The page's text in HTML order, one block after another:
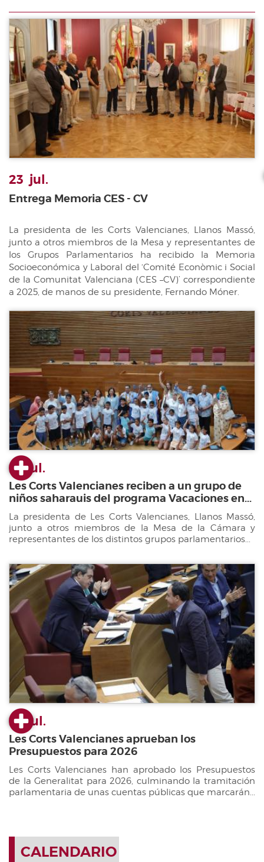
23 jul.
Entrega Memoria CES - CV
La presidenta de les Corts Valencianes, Llanos Massó,
junto a otros miembros de la Mesa y representantes de
los Grupos Parlamentarios ha recibido la Memoria
Socioeconómica y Laboral del ‘Comité Econòmic i Social
de la Comunitat Valenciana (CES –CV)’ correspondiente
a 2025, de manos de su presidente, Fernando Móner.
23 jul.
Les Corts Valencianes reciben a un grupo de
niños saharauis del programa Vacaciones en...
La presidenta de Les Corts Valencianes, Llanos Massó,
junto a otros miembros de la Mesa de la Cámara y
representantes de los distintos grupos parlamentarios...
22 jul.
Les Corts Valencianes aprueban los
Presupuestos para 2026
Les Corts Valencianes han aprobado los Presupuestos
de la Generalitat para 2026, culminando la tramitación
parlamentaria de unas cuentas públicas que marcarán...
CALENDARIO